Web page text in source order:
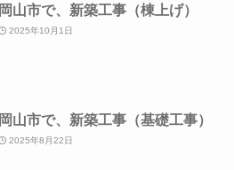
岡山市で、新築工事（棟上げ）
2025年10月1日
岡山市で、新築工事（基礎工事）
2025年8月22日